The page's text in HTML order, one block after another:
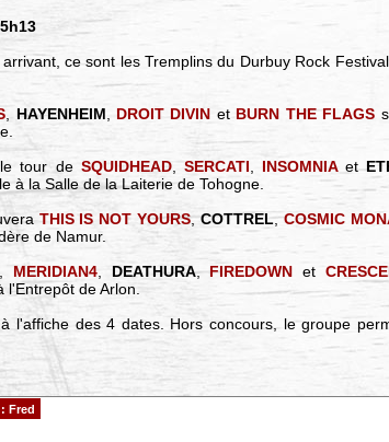
ce sont les Tremplins du Durbuy Rock
, HAYENHEIM, DROIT DIVIN et BURN THE FLAGS
tour de SQUIDHEAD, SERCATI, INSOMNIAet
à la Salle de la Laiterie de Tohogne.
THIS IS NOT YOURS,COTTREL,COSMIC
de Namur.
MERIDIAN4, DEATHURA,FIREDOWN et
l'Entrepôt de Arlon.
l'affiche des 4 dates. Hors concours, le groupe
Fred